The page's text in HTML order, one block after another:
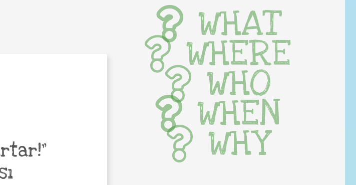
WHAT
WHERE
WHO
WHEN
WHY